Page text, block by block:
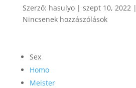
Szerző: hasulyo| szept 10, 2022|
Nincsenek hozzászólások
Sex
Homo
Meister